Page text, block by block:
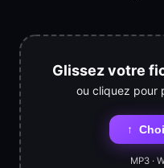
Glissez votre
ou cliquez pour
↑
MP3 ·